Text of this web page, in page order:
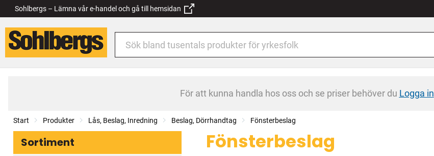
Sohlbergs – Lämna vår e-handel och gå till hemsidan
För att kunna handla hos oss och se priser behöver du Logga in
Start Produkter Lås, Beslag, Inredning Beslag, Dörrhandtag Fönsterbeslag
Sortiment Fönsterbeslag